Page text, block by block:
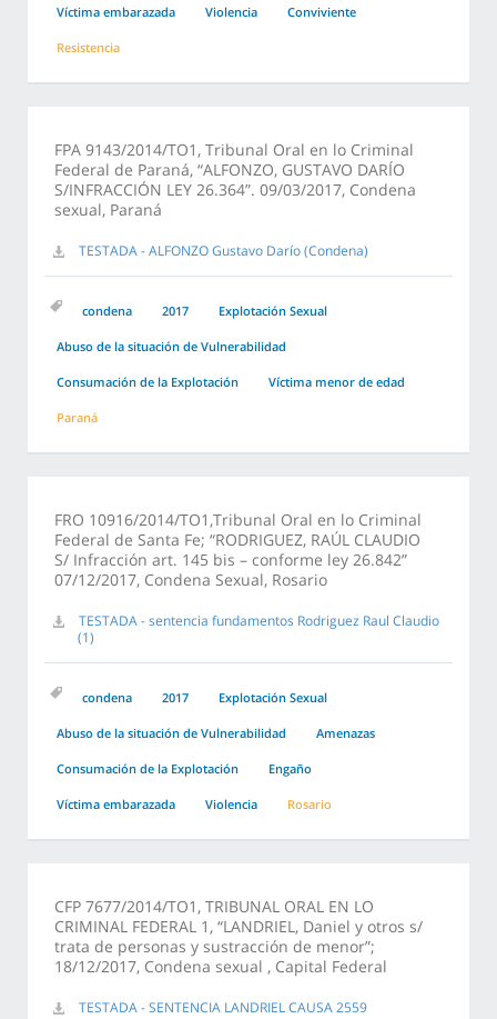
Víctima embarazada Violencia Conviviente
Resistencia
FPA 9143/2014/TO1, Tribunal Oral en lo Criminal
Federal de Paraná, “ALFONZO, GUSTAVO DARÍO
S/INFRACCIÓN LEY 26.364”. 09/03/2017, Condena
sexual, Paraná
TESTADA - ALFONZO Gustavo Darío (Condena)
condena 2017 Explotación Sexual
Abuso de la situación de Vulnerabilidad
Consumación de la Explotación Víctima menor de edad
Paraná
FRO 10916/2014/TO1,Tribunal Oral en lo Criminal
Federal de Santa Fe; “RODRIGUEZ, RAÚL CLAUDIO
S/ Infracción art. 145 bis – conforme ley 26.842”
07/12/2017, Condena Sexual, Rosario
TESTADA - sentencia fundamentos Rodriguez Raul Claudio
(1)
condena 2017 Explotación Sexual
Abuso de la situación de Vulnerabilidad Amenazas
Consumación de la Explotación Engaño
Víctima embarazada Violencia Rosario
CFP 7677/2014/TO1, TRIBUNAL ORAL EN LO
CRIMINAL FEDERAL 1, “LANDRIEL, Daniel y otros s/
trata de personas y sustracción de menor”;
18/12/2017, Condena sexual , Capital Federal
TESTADA - SENTENCIA LANDRIEL CAUSA 2559